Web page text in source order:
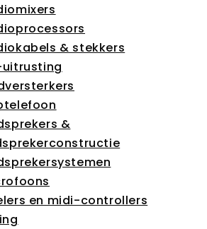
& stekkers
&
en midi-controllers